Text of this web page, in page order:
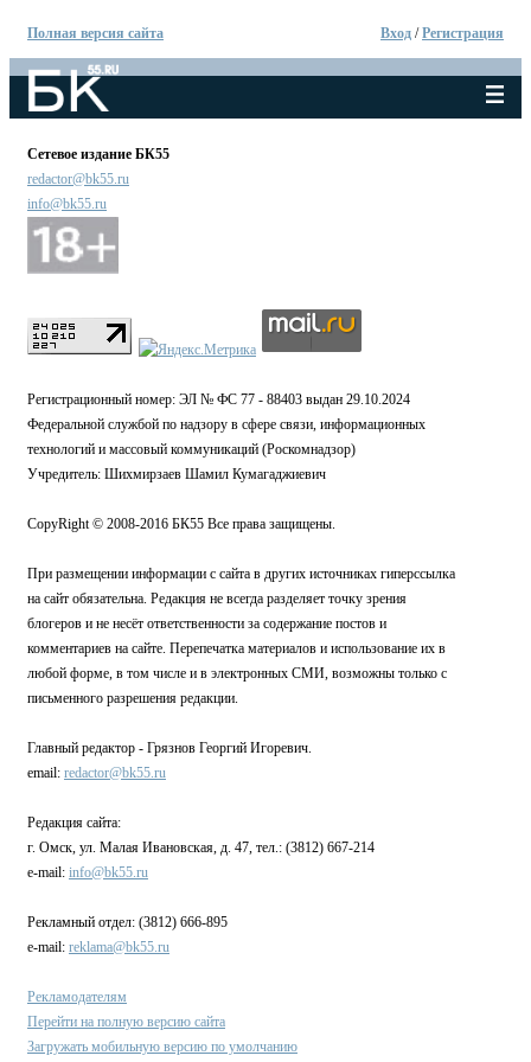
Полная версия сайта Вход /Регистрация
Сетевое издание БК55
redactor@bk55.ru
info@bk55.ru
Регистрационный номер: ЭЛ № ФС 77 - 88403 выдан 29.10.2024
Федеральной службой по надзору в сфере связи, информационных
технологий и массовый коммуникаций (Роскомнадзор)
Учредитель: Шихмирзаев Шамил Кумагаджиевич
CopyRight © 2008-2016 БК55 Все права защищены.
При размещении информации с сайта в других источниках гиперссылка
на сайт обязательна. Редакция не всегда разделяет точку зрения
блогеров и не несёт ответственности за содержание постов и
комментариев на сайте. Перепечатка материалов и использование их в
любой форме, в том числе и в электронных СМИ, возможны только с
письменного разрешения редакции.
Главный редактор - Грязнов Георгий Игоревич.
email: redactor@bk55.ru
Редакция сайта:
г. Омск, ул. Малая Ивановская, д. 47, тел.: (3812) 667-214
e-mail: info@bk55.ru
Рекламный отдел: (3812) 666-895
e-mail: reklama@bk55.ru
Рекламодателям
Перейти на полную версию сайта
Загружать мобильную версию по умолчанию